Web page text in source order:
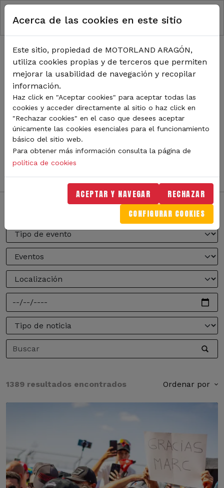
Pasar al contenido principal
RUTA DE NAVEGACIÓN
Inicio Noticias
TODA LA ACTUALIDAD DE
MOTORLAND
Sigue de cerca todas las novedades de MotorLand
Aragón. Aquí encontrarás noticias sobre eventos,
competiciones, pilotos, novedades del circuito y
mucho más. Filtra por categoría o tipo de contenido y
no te pierdas nada del mundo del motor.
1389 resultados encontrados Ordenar por
Acerca de las cookies en este sitio
Este sitio, propiedad de MOTORLAND ARAGÓN,
utiliza cookies propias y de terceros que permiten
mejorar la usabilidad de navegación y recopilar
información.
Haz click en "Aceptar cookies" para aceptar todas las
cookies y acceder directamente al sitio o haz click en
"Rechazar cookies" en el caso que desees aceptar
únicamente las cookies esenciales para el funcionamiento
básico del sitio web.
Para obtener más información consulta la página de
política de cookies
ACEPTAR Y NAVEGAR RECHAZAR
CONFIGURAR COOKIES